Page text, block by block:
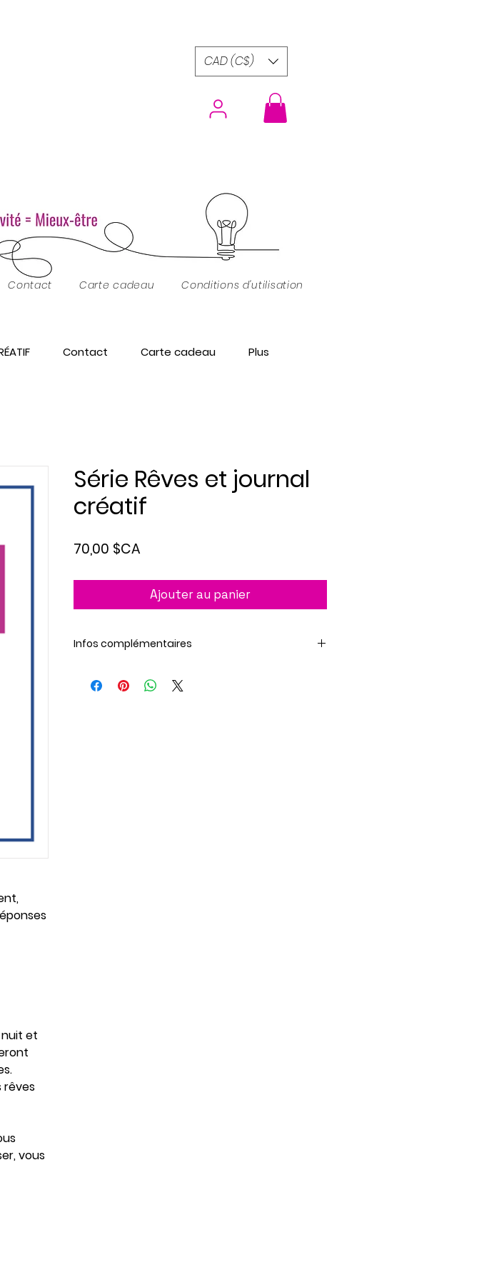
CAD (C$)
Contact Carte cadeau Conditions d'utilisation
nuit et
rêves
vous
Série Rêves et journal
créatif
70,00 $CA
Ajouter au panier
Infos complémentaires
document de l'atelier.
Contact Carte cadeau Plus